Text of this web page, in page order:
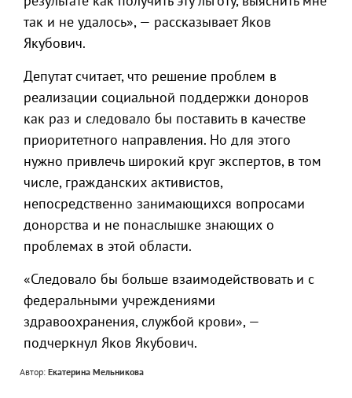
так и не удалось», — рассказывает Яков
Якубович.
Депутат считает, что решение проблем в
реализации социальной поддержки доноров
как раз и следовало бы поставить в качестве
приоритетного направления. Но для этого
нужно привлечь широкий круг экспертов, в том
числе, гражданских активистов,
непосредственно занимающихся вопросами
донорства и не понаслышке знающих о
проблемах в этой области.
«Следовало бы больше взаимодействовать и с
федеральными учреждениями
здравоохранения, службой крови», —
подчеркнул Яков Якубович.
Автор: Екатерина Мельникова